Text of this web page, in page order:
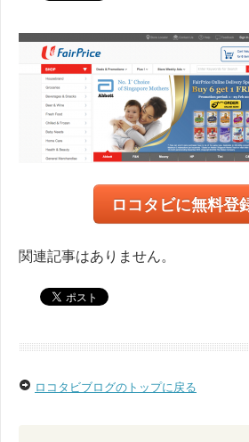
ロコタビに無料登
関連記事はありません。
ロコタビブログのトップに戻る